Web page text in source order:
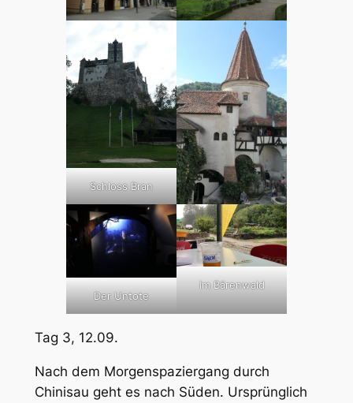
Schloss Bran
Der Untote
Im Bärenwald
Tag 3, 12.09.
Nach dem Morgenspaziergang durch
Chinisau geht es nach Süden. Ursprünglich